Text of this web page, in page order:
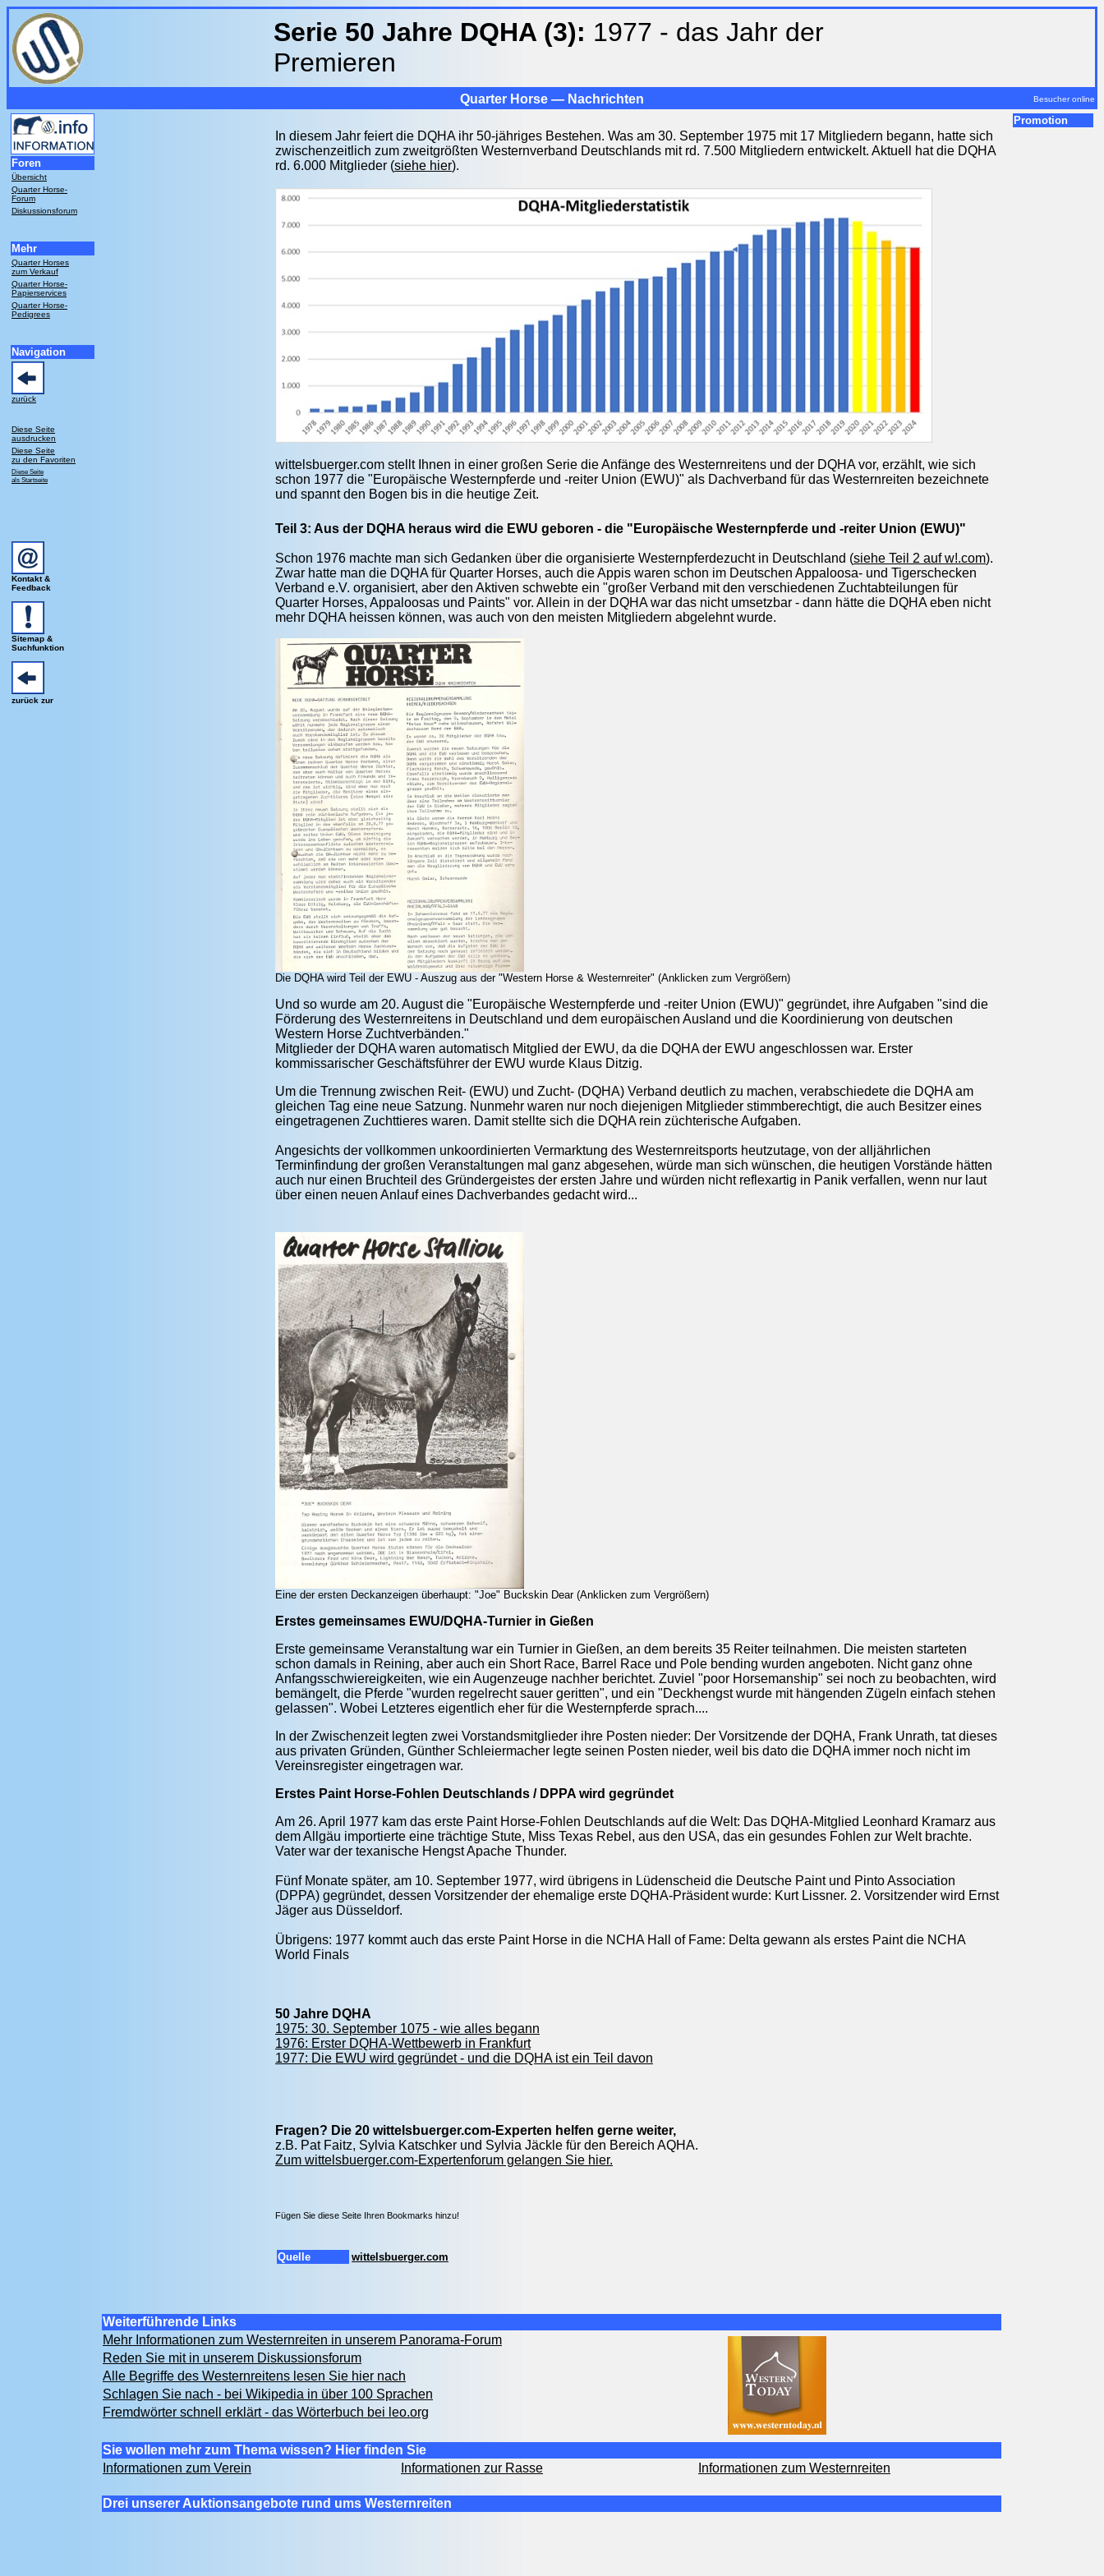
Serie 50 Jahre DQHA (3): 1977 - das Jahr der
Premieren
Quarter Horse — Nachrichten Besucher online
Foren
Übersicht
Quarter Horse-
Forum
Diskussionsforum
Mehr
Quarter Horses
zum Verkauf
Quarter Horse-
Papierservices
Quarter Horse-
Pedigrees
Navigation
zurück
Diese Seite
ausdrucken
Diese Seite
zu den Favoriten
Diese Seite
als Startseite
Kontakt &
Feedback
Sitemap &
Suchfunktion
zurück zur
In diesem Jahr feiert die DQHA ihr 50-jähriges Bestehen. Was am 30. September 1975 mit 17 Mitgliedern begann, hatte sich
zwischenzeitlich zum zweitgrößten Westernverband Deutschlands mit rd. 7.500 Mitgliedern entwickelt. Aktuell hat die DQHA
rd. 6.000 Mitglieder (siehe hier).
wittelsbuerger.com stellt Ihnen in einer großen Serie die Anfänge des Westernreitens und der DQHA vor, erzählt, wie sich
schon 1977 die "Europäische Westernpferde und -reiter Union (EWU)" als Dachverband für das Westernreiten bezeichnete
und spannt den Bogen bis in die heutige Zeit.
Teil 3: Aus der DQHA heraus wird die EWU geboren - die "Europäische Westernpferde und -reiter Union (EWU)"
Schon 1976 machte man sich Gedanken über die organisierte Westernpferdezucht in Deutschland (siehe Teil 2 auf w!.com).
Zwar hatte man die DQHA für Quarter Horses, auch die Appis waren schon im Deutschen Appaloosa- und Tigerschecken
Verband e.V. organisiert, aber den Aktiven schwebte ein "großer Verband mit den verschiedenen Zuchtabteilungen für
Quarter Horses, Appaloosas und Paints" vor. Allein in der DQHA war das nicht umsetzbar - dann hätte die DQHA eben nicht
mehr DQHA heissen können, was auch von den meisten Mitgliedern abgelehnt wurde.
Die DQHA wird Teil der EWU - Auszug aus der "Western Horse & Westernreiter" (Anklicken zum Vergrößern)
Und so wurde am 20. August die "Europäische Westernpferde und -reiter Union (EWU)" gegründet, ihre Aufgaben "sind die
Förderung des Westernreitens in Deutschland und dem europäischen Ausland und die Koordinierung von deutschen
Western Horse Zuchtverbänden."
Mitglieder der DQHA waren automatisch Mitglied der EWU, da die DQHA der EWU angeschlossen war. Erster
kommissarischer Geschäftsführer der EWU wurde Klaus Ditzig.
Um die Trennung zwischen Reit- (EWU) und Zucht- (DQHA) Verband deutlich zu machen, verabschiedete die DQHA am
gleichen Tag eine neue Satzung. Nunmehr waren nur noch diejenigen Mitglieder stimmberechtigt, die auch Besitzer eines
eingetragenen Zuchttieres waren. Damit stellte sich die DQHA rein züchterische Aufgaben.
Angesichts der vollkommen unkoordinierten Vermarktung des Westernreitsports heutzutage, von der alljährlichen
Terminfindung der großen Veranstaltungen mal ganz abgesehen, würde man sich wünschen, die heutigen Vorstände hätten
auch nur einen Bruchteil des Gründergeistes der ersten Jahre und würden nicht reflexartig in Panik verfallen, wenn nur laut
über einen neuen Anlauf eines Dachverbandes gedacht wird...
Eine der ersten Deckanzeigen überhaupt: "Joe" Buckskin Dear (Anklicken zum Vergrößern)
Erstes gemeinsames EWU/DQHA-Turnier in Gießen
Erste gemeinsame Veranstaltung war ein Turnier in Gießen, an dem bereits 35 Reiter teilnahmen. Die meisten starteten
schon damals in Reining, aber auch ein Short Race, Barrel Race und Pole bending wurden angeboten. Nicht ganz ohne
Anfangsschwiereigkeiten, wie ein Augenzeuge nachher berichtet. Zuviel "poor Horsemanship" sei noch zu beobachten, wird
bemängelt, die Pferde "wurden regelrecht sauer geritten", und ein "Deckhengst wurde mit hängenden Zügeln einfach stehen
gelassen". Wobei Letzteres eigentlich eher für die Westernpferde sprach....
In der Zwischenzeit legten zwei Vorstandsmitglieder ihre Posten nieder: Der Vorsitzende der DQHA, Frank Unrath, tat dieses
aus privaten Gründen, Günther Schleiermacher legte seinen Posten nieder, weil bis dato die DQHA immer noch nicht im
Vereinsregister eingetragen war.
Erstes Paint Horse-Fohlen Deutschlands / DPPA wird gegründet
Am 26. April 1977 kam das erste Paint Horse-Fohlen Deutschlands auf die Welt: Das DQHA-Mitglied Leonhard Kramarz aus
dem Allgäu importierte eine trächtige Stute, Miss Texas Rebel, aus den USA, das ein gesundes Fohlen zur Welt brachte.
Vater war der texanische Hengst Apache Thunder.
Fünf Monate später, am 10. September 1977, wird übrigens in Lüdenscheid die Deutsche Paint und Pinto Association
(DPPA) gegründet, dessen Vorsitzender der ehemalige erste DQHA-Präsident wurde: Kurt Lissner. 2. Vorsitzender wird Ernst
Jäger aus Düsseldorf.
Übrigens: 1977 kommt auch das erste Paint Horse in die NCHA Hall of Fame: Delta gewann als erstes Paint die NCHA
World Finals
50 Jahre DQHA
1975: 30. September 1075 - wie alles begann
1976: Erster DQHA-Wettbewerb in Frankfurt
1977: Die EWU wird gegründet - und die DQHA ist ein Teil davon
Fragen? Die 20 wittelsbuerger.com-Experten helfen gerne weiter,
z.B. Pat Faitz, Sylvia Katschker und Sylvia Jäckle für den Bereich AQHA.
Zum wittelsbuerger.com-Expertenforum gelangen Sie hier.
Fügen Sie diese Seite Ihren Bookmarks hinzu!
Quelle wittelsbuerger.com
Weiterführende Links
Mehr Informationen zum Westernreiten in unserem Panorama-Forum
Reden Sie mit in unserem Diskussionsforum
Alle Begriffe des Westernreitens lesen Sie hier nach
Schlagen Sie nach - bei Wikipedia in über 100 Sprachen
Fremdwörter schnell erklärt - das Wörterbuch bei leo.org
Sie wollen mehr zum Thema wissen? Hier finden Sie
Informationen zum Verein
Informationen zur Rasse Informationen zum Westernreiten
Drei unserer Auktionsangebote rund ums Westernreiten
Promotion